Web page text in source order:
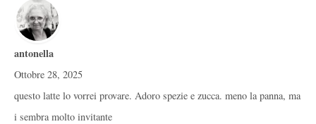
antonella
Ottobre 28, 2025
questo latte lo vorrei provare. Adoro spezie e zucca. meno la panna, ma
i sembra molto invitante